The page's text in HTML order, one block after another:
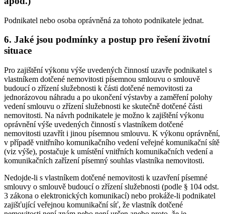
Podnikatel nebo osoba oprávněná za tohoto podnikatele jednat.
6. Jaké jsou podmínky a postup pro řešení životní
situace
Pro zajištění výkonu výše uvedených činností uzavře podnikatel s
vlastníkem dotčené nemovitosti písemnou smlouvu o smlouvě
budoucí o zřízení služebnosti k části dotčené nemovitosti za
jednorázovou náhradu a po ukončení výstavby a zaměření polohy
vedení smlouvu o zřízení služebnosti ke skutečně dotčené části
nemovitosti. Na návrh podnikatele je možno k zajištění výkonu
oprávnění výše uvedených činností s vlastníkem dotčené
nemovitosti uzavřít i jinou písemnou smlouvu. K výkonu oprávnění,
v případě vnitřního komunikačního vedení veřejné komunikační sítě
(viz výše), postačuje k umístění vnitřních komunikačních vedení a
komunikačních zařízení písemný souhlas vlastníka nemovitosti.
Nedojde-li s vlastníkem dotčené nemovitosti k uzavření písemné
smlouvy o smlouvě budoucí o zřízení služebnosti (podle § 104 odst.
3 zákona o elektronických komunikací) nebo prokáže-li podnikatel
zajišťující veřejnou komunikační síť, že vlastník dotčené